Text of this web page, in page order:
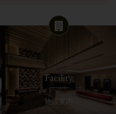
Facility
施設案内